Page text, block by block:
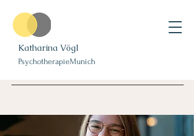
Katharina Vögl
PsychotherapieMunich